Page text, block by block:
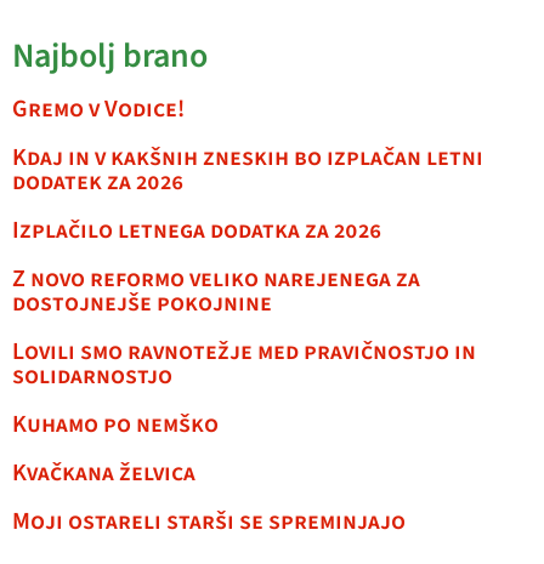
Najbolj brano
Gremo v Vodice!
Kdaj in v kakšnih zneskih bo izplačan letni
dodatek za 2026
Izplačilo letnega dodatka za 2026
Z novo reformo veliko narejenega za
dostojnejše pokojnine
Lovili smo ravnotežje med pravičnostjo in
solidarnostjo
Kuhamo po nemško
Kvačkana želvica
Moji ostareli starši se spreminjajo